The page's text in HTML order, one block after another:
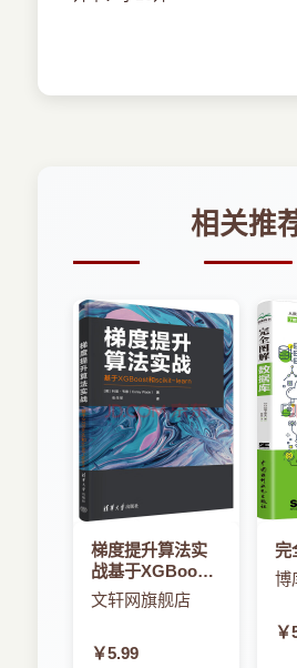
相关推
梯度提升算法实
战基于XGBoost
和scikit-learn
文轩网旗舰店
￥5.99
完
博
￥